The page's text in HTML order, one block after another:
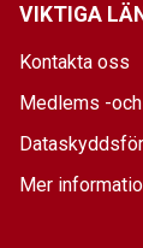
VIKTIGA
Kontakta oss
Medlems -
Mer